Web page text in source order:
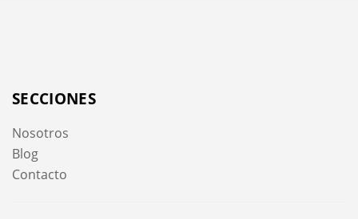
SECCIONES
Nosotros
Blog
Contacto